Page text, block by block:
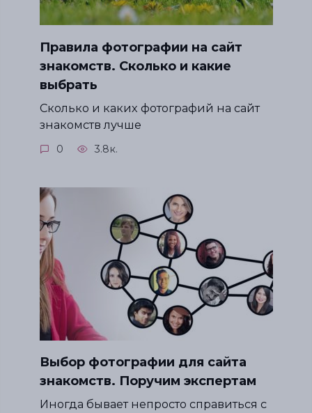
Правила фотографии на сайт
знакомств. Сколько и какие
выбрать
Сколько и каких фотографий на сайт
знакомств лучше
0 3.8к.
Выбор фотографии для сайта
знакомств. Поручим экспертам
Иногда бывает непросто справиться с